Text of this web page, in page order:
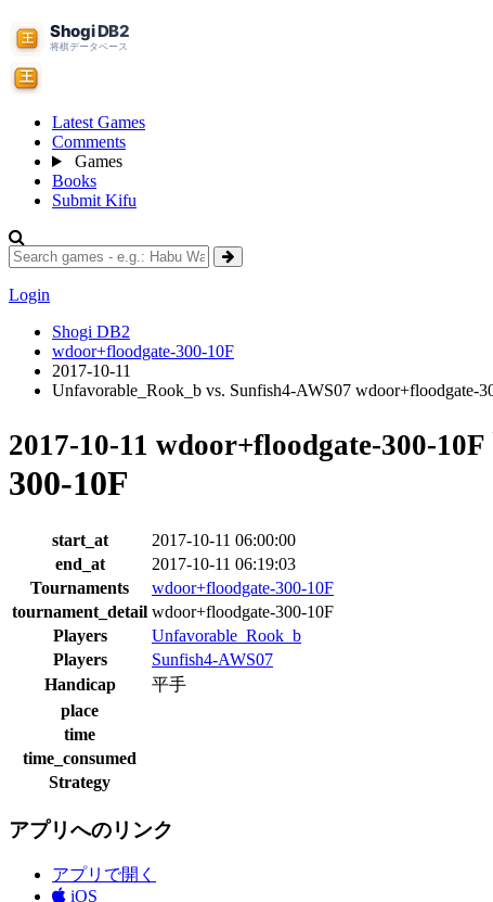
Latest Games
Comments
Games
Books
Submit Kifu
Login
Shogi DB2
wdoor+floodgate-300-10F
2017-10-11
Unfavorable_Rook_b vs. Sunfish4-AWS07 wdoor+floodgate-
2017-10-11 wdoor+floodgate-300-10F
300-10F
start_at
2017-10-11 06:00:00
end_at
2017-10-11 06:19:03
Tournaments
wdoor+floodgate-300-10F
tournament_detail wdoor+floodgate-300-10F
Players
Unfavorable_Rook_b
Players
Sunfish4-AWS07
Handicap
平手
place
time
time_consumed
Strategy
アプリへのリンク
アプリで開く
iOS